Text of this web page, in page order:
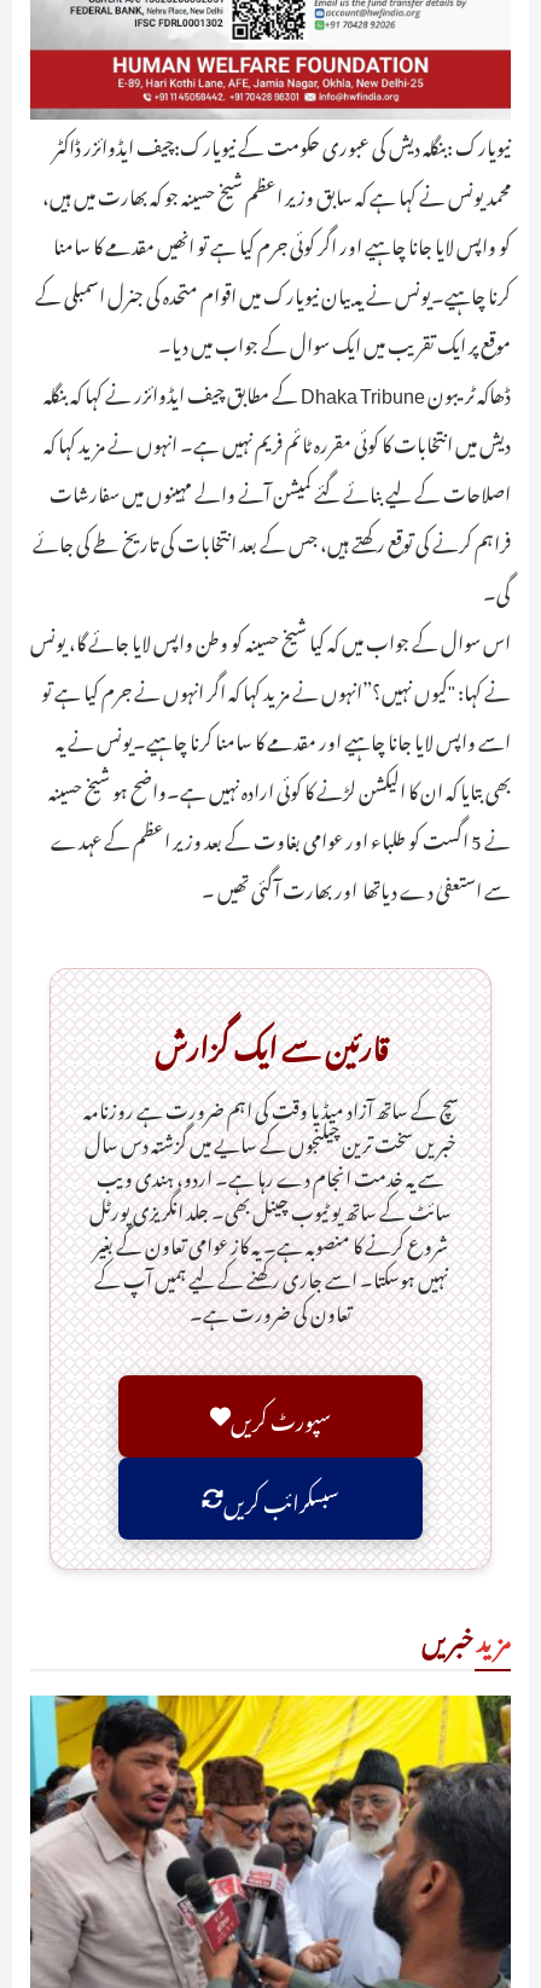
نیویارک :بنگلہ دیش کی عبوری حکومت کے نیویارک:چیف ایڈوائزر ڈاکٹر
محمد یونس نے کہا ہے کہ سابق وزیر اعظم شیخ حسینہ جو کہ بھارت میں ہیں،
کو واپس لایا جانا چاہیے اور اگر کوئی جرم کیا ہے تو انھیں مقدمے کا سامنا
کرنا چاہیے۔یونس نے یہ بیان نیویارک میں اقوام متحدہ کی جنرل اسمبلی کے
موقع پر ایک تقریب میں ایک سوال کے جواب میں دیا۔
ڈھاکہ ٹریبون Dhaka Tribune کے مطابق چیف ایڈوائزر نے کہا کہ بنگلہ
دیش میں انتخابات کا کوئی مقررہ ٹائم فریم نہیں ہے۔ انہوں نے مزید کہا کہ
اصلاحات کے لیے بنائے گئے کمیشن آنے والے مہینوں میں سفارشات
فراہم کرنے کی توقع رکھتے ہیں، جس کے بعد انتخابات کی تاریخ طے کی جائے
گی۔
اس سوال کے جواب میں کہ کیا شیخ حسینہ کو وطن واپس لایا جائے گا، یونس
نے کہا: "کیوں نہیں؟”انہوں نے مزید کہا کہ اگر انہوں نے جرم کیا ہے تو
اسے واپس لایا جانا چاہیے اور مقدمے کا سامنا کرنا چاہیے۔یونس نے یہ
بھی بتایا کہ ان کا الیکشن لڑنے کا کوئی ارادہ نہیں ہے۔واضح ہو شیخ حسینہ
نے 5 اگست کو طلباء اور عوامی بغاوت کے بعد وزیر اعظم کے عہدے
سے استعفیٰ دے دیاتھا اور بھارت آگئی تھیں ۔
قارئین سے ایک گزارش
سچ کے ساتھ آزاد میڈیا وقت کی اہم ضرورت ہےـ روزنامہ
خبریں سخت ترین چیلنجوں کے سایے میں گزشتہ دس سال
سے یہ خدمت انجام دے رہا ہے۔ اردو، ہندی ویب
سائٹ کے ساتھ یو ٹیوب چینل بھی۔ جلد انگریزی پورٹل
شروع کرنے کا منصوبہ ہے۔ یہ کاز عوامی تعاون کے بغیر
نہیں ہوسکتا۔ اسے جاری رکھنے کے لیے ہمیں آپ کے
تعاون کی ضرورت ہے۔
سپورٹ کریں
سبسکرائب کریں
مزیدخبریں